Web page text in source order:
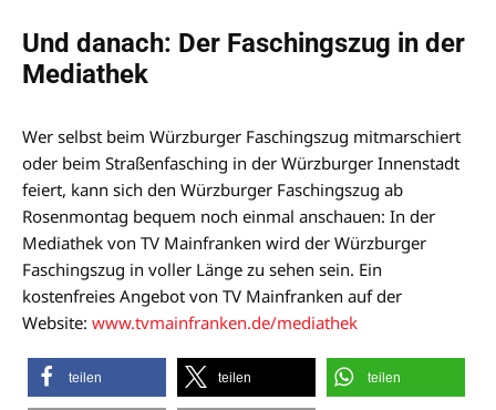
Und danach: Der Faschingszug in der
Mediathek
Wer selbst beim Würzburger Faschingszug mitmarschiert
oder beim Straßenfasching in der Würzburger Innenstadt
feiert, kann sich den Würzburger Faschingszug ab
Rosenmontag bequem noch einmal anschauen: In der
Mediathek von TV Mainfranken wird der Würzburger
Faschingszug in voller Länge zu sehen sein. Ein
kostenfreies Angebot von TV Mainfranken auf der
Website: www.tvmainfranken.de/mediathek
teilen teilen teilen